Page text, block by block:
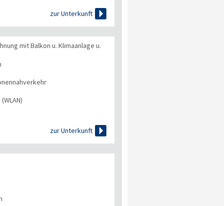
zur Unterkunft 
mit Balkon u. Klimaanlage u.
zur Unterkunft 